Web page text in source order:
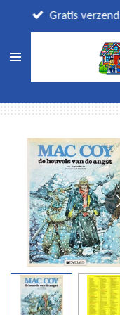
direct
naar
Gratis